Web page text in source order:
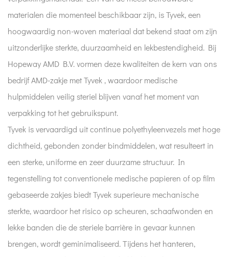
materialen die momenteel beschikbaar zijn, is Tyvek, een
hoogwaardig non-woven materiaal dat bekend staat om zijn
uitzonderlijke sterkte, duurzaamheid en lekbestendigheid. Bij
Hopeway AMD B.V. vormen deze kwaliteiten de kern van ons
bedrijfAMD-zakje met Tyvek , waardoor medische
hulpmiddelen veilig steriel blijven vanaf het moment van
verpakking tot het gebruikspunt.
Tyvek is vervaardigd uit continue polyethyleenvezels met hoge
dichtheid, gebonden zonder bindmiddelen, wat resulteert in
een sterke, uniforme en zeer duurzame structuur. In
tegenstelling tot conventionele medische papieren of op film
gebaseerde zakjes biedt Tyvek superieure mechanische
sterkte, waardoor het risico op scheuren, schaafwonden en
lekke banden die de steriele barrière in gevaar kunnen
brengen, wordt geminimaliseerd. Tijdens het hanteren,